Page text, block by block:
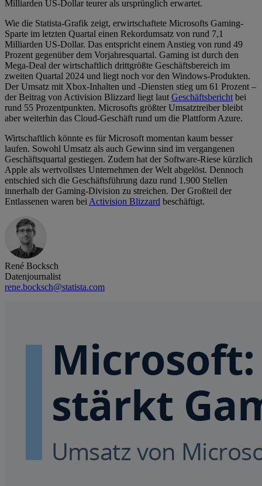
Milliarden US-Dollar teurer als ursprünglich erwartet.
Wie die Statista-Grafik zeigt, erwirtschaftete Microsofts Gaming-
Sparte im letzten Quartal einen Rekordumsatz von rund 7,1
Milliarden US-Dollar. Das entspricht einem Anstieg von rund 49
Prozent gegenüber dem Vorjahresquartal. Gaming ist durch den
Mega-Deal der wirtschaftlich drittgrößte Geschäftsbereich im
zweiten Quartal 2024 und liegt noch vor den Windows-Produkten.
Der Umsatz mit Xbox-Inhalten und -Diensten stieg um 61 Prozent –
der Beitrag von Activision Blizzard liegt lautGeschäftsberichtbei
rund 55 Prozentpunkten. Microsofts größter Umsatztreiber bleibt
aber weiterhin das Cloud-Geschäft rund um die Plattform Azure.
Wirtschaftlich könnte es für Microsoft momentan kaum besser
laufen. Sowohl Umsatz als auch Gewinn sind im vergangenen
Geschäftsquartal gestiegen. Zudem hat der Software-Riese kürzlich
Apple als wertvollstes Unternehmen der Welt abgelöst. Dennoch
entschied sich die Geschäftsführung dazu rund 1.900 Stellen
innerhalb der Gaming-Division zu streichen. Der Großteil der
Entlassenen waren beiActivision Blizzard beschäftigt.
René Bocksch
Datenjournalist
rene.bocksch@statista.com